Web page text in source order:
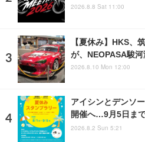
2026.8.8 Sat 11:00
【夏休み】HKS、
が、NEOPASA駿
2026.8.10 Mon 12:00
アイシンとデンソ
開催へ…9月5日ま
2026.8.2 Sun 5:21